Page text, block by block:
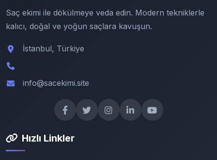
Saç ekimi ile dökülmeye veda edin. Modern tekniklerle
kalıcı, doğal ve yoğun saçlara kavuşun.
İstanbul, Türkiye
info@sacekimi.site
Hızlı Linkler